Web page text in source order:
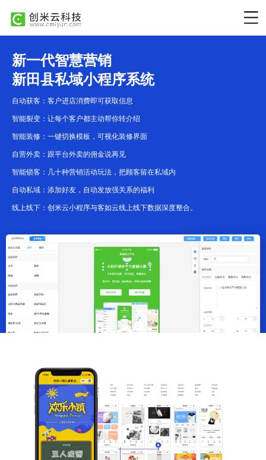
新一代智慧营销
新田县私域小程序系统
自动获客：客户进店消费即可获取信息
智能裂变：让每个客户都主动帮你转介绍
智能装修：一键切换模板，可视化装修界面
自营外卖：跟平台外卖的佣金说再见
智能锁客：几十种营销活动玩法，把顾客留在私域内
自动私域：添加好友，自动发放强关系的福利
线上线下：创米云小程序与客如云线上线下数据深度整合。